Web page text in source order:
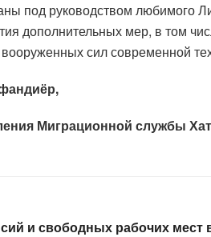
под руководством
дополнительных мер, в том
сил современной
Миграционной службы
и свободных рабочих мест